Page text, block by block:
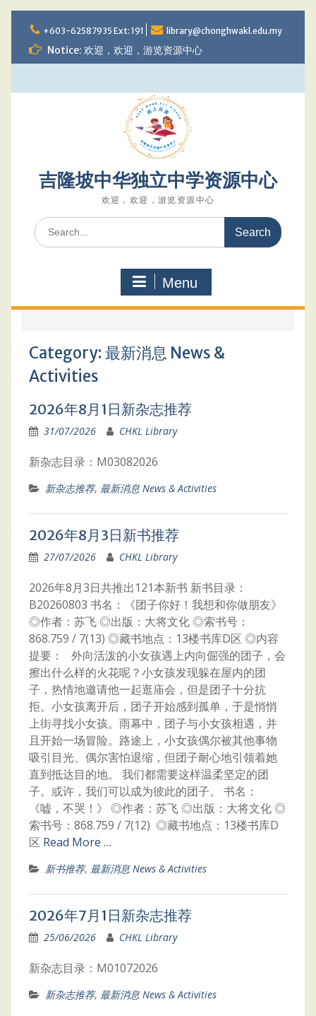
to
content
+603-62587935 Ext: 191 library@chonghwakl.edu.my
Notice: 欢迎，欢迎，游览资源中心
吉隆坡中华独立中学资源中心
欢迎，欢迎，游览资源中心
Search
for:
Menu
Category: 最新消息 News &
Activities
2026年8月1日新杂志推荐
31/07/2026 CHKL Library
新杂志目录：M03082026
新杂志推荐, 最新消息 News & Activities
2026年8月3日新书推荐
27/07/2026 CHKL Library
2026年8月3日共推出121本新书 新书目录：
B20260803 书名：《团子你好！我想和你做朋友》
◎作者：苏飞 ◎出版：大将文化 ◎索书号：
868.759 / 7(13) ◎藏书地点：13楼书库D区 ◎内容
提要： 外向活泼的小女孩遇上内向倔强的团子，会
擦出什么样的火花呢？小女孩发现躲在屋内的团
子，热情地邀请他一起逛庙会，但是团子十分抗
拒。小女孩离开后，团子开始感到孤单，于是悄悄
上街寻找小女孩。雨幕中，团子与小女孩相遇，并
且开始一场冒险。路途上，小女孩偶尔被其他事物
吸引目光、偶尔害怕退缩，但团子耐心地引领着她
直到抵达目的地。 我们都需要这样温柔坚定的团
子。或许，我们可以成为彼此的团子。 书名：
《嘘，不哭！》 ◎作者：苏飞 ◎出版：大将文化 ◎
索书号：868.759 / 7(12) ◎藏书地点：13楼书库D
区 Read More …
新书推荐, 最新消息 News & Activities
2026年7月1日新杂志推荐
25/06/2026 CHKL Library
新杂志目录：M01072026
新杂志推荐, 最新消息 News & Activities